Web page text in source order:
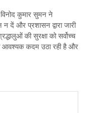
कुमार सुमन ने
दें और प्रशासन द्वारा जारी
की सुरक्षा को सर्वोच्च
आवश्यक कदम उठा रही है और